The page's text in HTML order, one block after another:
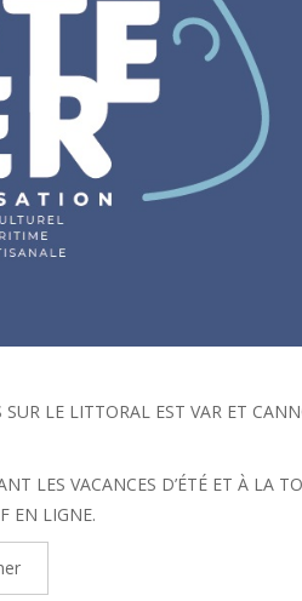
LE LITTORAL EST VAR ET
LES VACANCES D’ÉTÉ ET À LA
EN LIGNE.